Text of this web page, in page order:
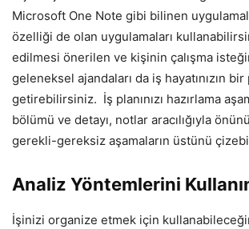
Microsoft One Note gibi bilinen
özelliği de olan uygulamaları
edilmesi önerilen ve kişinin çalışma
geleneksel ajandaları da iş hayatınızın bir
getirebilirsiniz. İş planınızı hazırlama
bölümü ve detayı, notlar aracılığıyla
gerekli-gereksiz aşamaların üstünü
Analiz Yöntemlerini
İşinizi organize etmek için